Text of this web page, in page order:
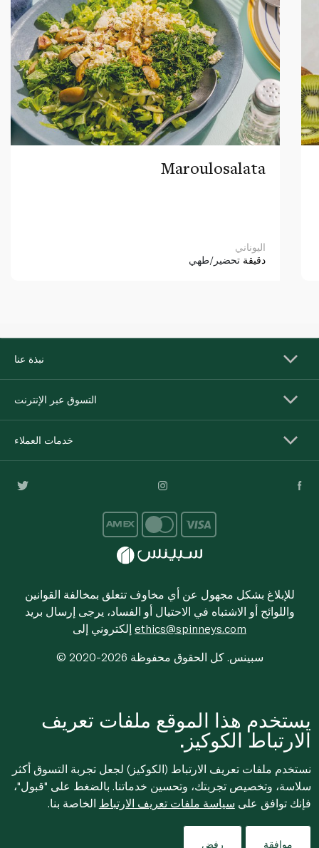
Maroulosalata
اليوناني
دقيقة تحضير/طهي
نبذة عنا
التسوق عبر الإنترنت
خدمات العملاء
للإبلاغ بشكل مجهول عن أي مخاوف تتعلق بمخالفة القوانين
واللوائح أو الاشتباه في الاحتيال أو الفساد، يرجى إرسال بريد
ethics@spinneys.com
© 2020-2026 سبينس. كل الحقوق محفوظة
يستخدم هذا الموقع ملفات تعريف
الارتباط الكوكيز.
نستخدم ملفات تعريف الارتباط (الكوكيز) لجعل تجربة التسوق أكثر
سلاسة، وتخصيص تجربتك، وتحسين خدماتنا. بالضغط على "قبول"،
فإنك توافق على سياسة ملفات تعريف الارتباط الخاصة بنا.
موافقة رفض